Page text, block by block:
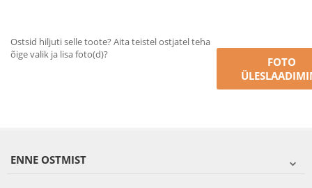
Ostsid hiljuti selle toote? Aita teistel ostjatel teha
õige valik ja lisa foto(d)?
FOTO
ENNE OSTMIST